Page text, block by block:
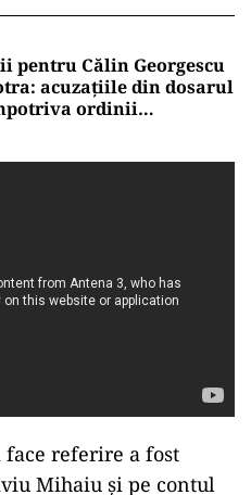
pentru Călin Georgescu
acuzațiile din dosarul
ordinii
referire a fost
Mihaiu şi pe contul